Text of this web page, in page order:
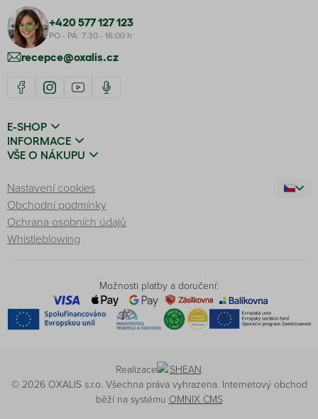
+420 577 127 123
PO - PÁ: 7:30 - 16:00 h
recepce@oxalis.cz
E-SHOP
INFORMACE
VŠE O NÁKUPU
Nastavení cookies
Obchodní podmínky
Ochrana osobních údajů
Whistleblowing
Možnosti platby a doručení:
© 2026 OXALIS s.r.o. Všechna práva vyhrazena. Internetový obchod
běží na systému OMNIX CMS
Realizace